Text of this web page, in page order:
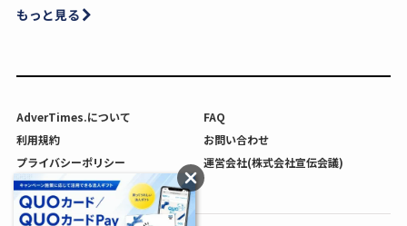
もっと見る
AdverTimes.について
FAQ
利用規約
お問い合わせ
プライバシーポリシー
運営会社(株式会社宣伝会議)
利用者情報の外部送信について